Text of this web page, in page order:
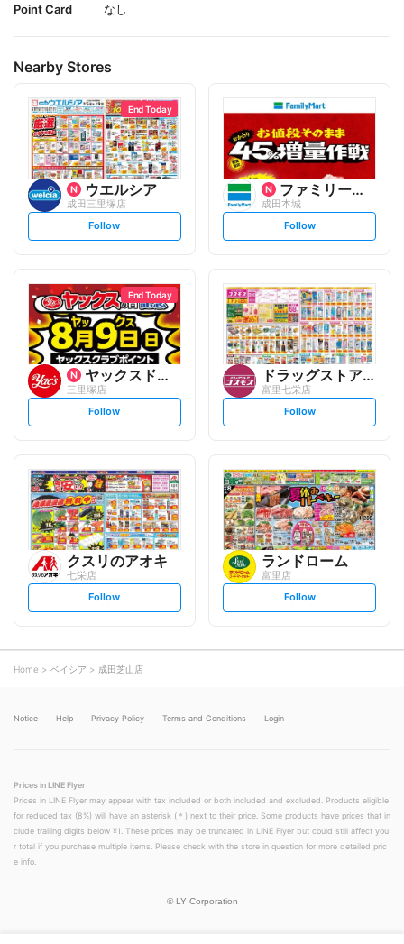
Point Card なし
Nearby Stores
End Today
ウエルシア
成田三里塚店
s
t
l
o
w
Follow
ファミリーマート
成田本城
s
t
l
o
w
Follow
End Today
ヤックスドラッグ
三里塚店
s
t
l
o
w
Follow
ドラッグストアコスモス
富里七栄店
s
t
l
o
w
Follow
クスリのアオキ
七栄店
s
t
o
w
Follow
ランドローム
富里店
s
t
Follow
Home ベイシア 成田芝山店
Notice Help Privacy Policy Terms and Conditions Login
Prices in LINE Flyer
Prices in LINE Flyer may appear with tax included or both included and excluded. Products eligible
for reduced tax (8%) will have an asterisk (＊) next to their price. Some products have prices that in
clude trailing digits below ¥1. These prices may be truncated in LINE Flyer but could still affect you
r total if you purchase multiple items. Please check with the store in question for more detailed pric
e info.
© LY Corporation